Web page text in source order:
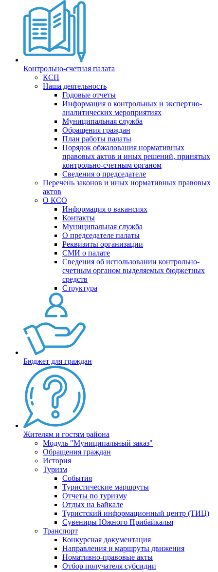
Контрольно-счетная палата
КСП
Наша деятельность
Годовые отчеты
Информация о контрольных и экспертно-
аналитических мероприятиях
Муниципальная служба
Обращения граждан
План работы палаты
Порядок обжалования нормативных
правовых актов и иных решений, принятых
контрольно-счетным органом
Сведения о председателе
Перечень законов и иных нормативных правовых
актов
О КСО
Информация о вакансиях
Контакты
Муниципальная служба
О председателе палаты
Реквизиты организации
СМИ о палате
Сведения об использовании контрольно-
счетным органом выделяемых бюджетных
средств
Структура
Бюджет для граждан
Жителям и гостям района
Модуль "Муниципальный заказ"
Обращения граждан
История
Туризм
События
Туристические маршруты
Отчеты по туризму
Отдых на Байкале
Туристский информационный центр (ТИЦ)
Сувениры Южного Прибайкалья
Транспорт
Конкурсная документация
Направления и маршруты движения
Номативно-правовые акты
Отбор получателя субсидии